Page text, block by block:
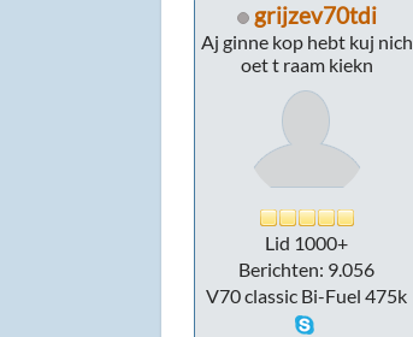
grijzev70tdi
Aj ginne kop hebt kuj nich
oet t raam kiekn
Lid 1000+
Berichten: 9.056
V70 classic Bi-Fuel 475k